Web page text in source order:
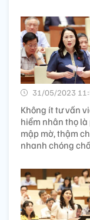
31/05/2023
Không ít tư vấn
hiểm nhân thọ
mập mờ, thậm
nhanh chóng